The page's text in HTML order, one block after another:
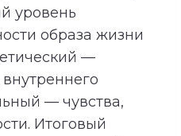
уровень
образа жизни
—
— чувства,
Итоговый